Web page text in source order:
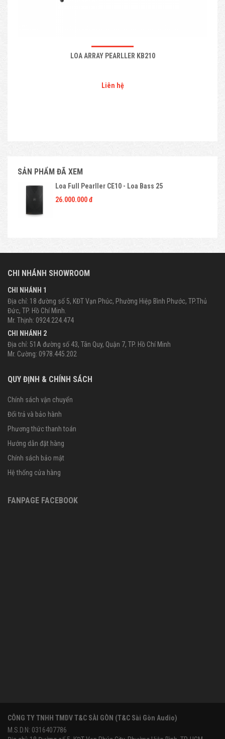
LOA ARRAY PEARLLER KB210
Liên hệ
SẢN PHẨM ĐÃ XEM
Loa Full Pearller CE10 - Loa Bass 25
26.000.000 đ
CHI NHÁNH SHOWROOM
CHI NHÁNH 1
Địa chỉ: 18 đường số 5, KĐT Vạn Phúc, Phường Hiệp Bình Phước, TP.Thủ
Đức, TP. Hồ Chí Minh.
Mr. Thịnh: 0924.224.474
CHI NHÁNH 2
Địa chỉ: 51A đường số 43, Tân Quy, Quận 7, TP. Hồ Chí Minh
Mr. Cường: 0978.445.202
QUY ĐỊNH & CHÍNH SÁCH
Chính sách vận chuyển
Đổi trả và bảo hành
Phương thức thanh toán
Hướng dẫn đặt hàng
Chính sách bảo mật
Hệ thống cửa hàng
FANPAGE FACEBOOK
CÔNG TY TNHH TMDV T&C SÀI GÒN (T&C Sài Gòn Audio)
M.S.D.N: 0316407786